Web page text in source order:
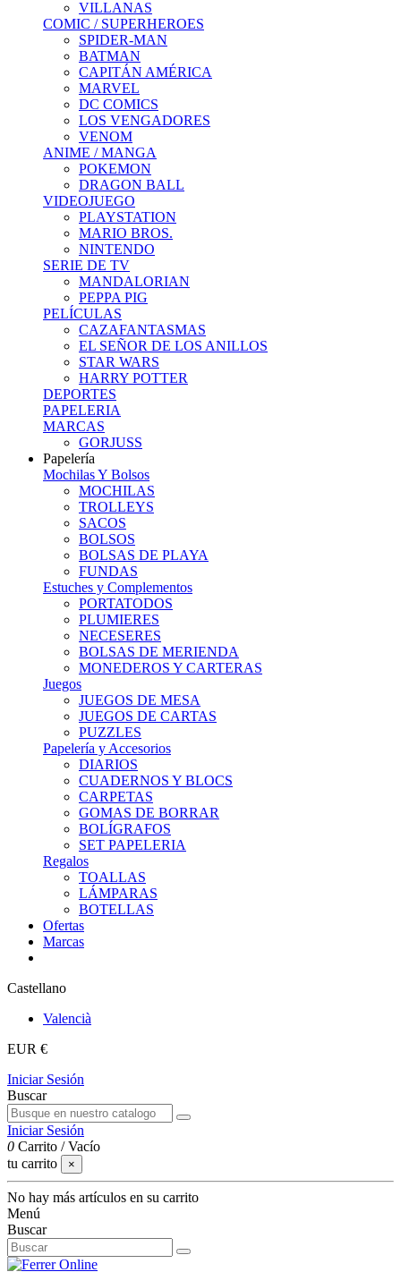
VILLANAS
COMIC / SUPERHEROES
SPIDER-MAN
BATMAN
CAPITÁN AMÉRICA
MARVEL
DC COMICS
LOS VENGADORES
VENOM
ANIME / MANGA
POKEMON
DRAGON BALL
VIDEOJUEGO
PLAYSTATION
MARIO BROS.
NINTENDO
SERIE DE TV
MANDALORIAN
PEPPA PIG
PELÍCULAS
CAZAFANTASMAS
EL SEÑOR DE LOS ANILLOS
STAR WARS
HARRY POTTER
DEPORTES
PAPELERIA
MARCAS
GORJUSS
Papelería
Mochilas Y Bolsos
MOCHILAS
TROLLEYS
SACOS
BOLSOS
BOLSAS DE PLAYA
FUNDAS
Estuches y Complementos
PORTATODOS
PLUMIERES
NECESERES
BOLSAS DE MERIENDA
MONEDEROS Y CARTERAS
Juegos
JUEGOS DE MESA
JUEGOS DE CARTAS
PUZZLES
Papelería y Accesorios
DIARIOS
CUADERNOS Y BLOCS
CARPETAS
GOMAS DE BORRAR
BOLÍGRAFOS
SET PAPELERIA
Regalos
TOALLAS
LÁMPARAS
BOTELLAS
Ofertas
Marcas
Castellano
Valencià
EUR €
Iniciar Sesión
Buscar
Iniciar Sesión
0 Carrito /Vacío
tu carrito
×
No hay más artículos en su carrito
Menú
Buscar